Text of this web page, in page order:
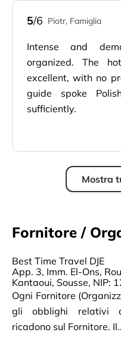
5/6 Piotr, Famiglia
Intense and
organized. The
excellent, with no
guide spoke
sufficiently.
Mostra
Fornitore /
Best Time Travel DJE
App. 3, Imm. El-Ons,
Kantaoui, Sousse, NIP:
Ogni Fornitore
gli obblighi relativi
ricadono sul Fornitore.